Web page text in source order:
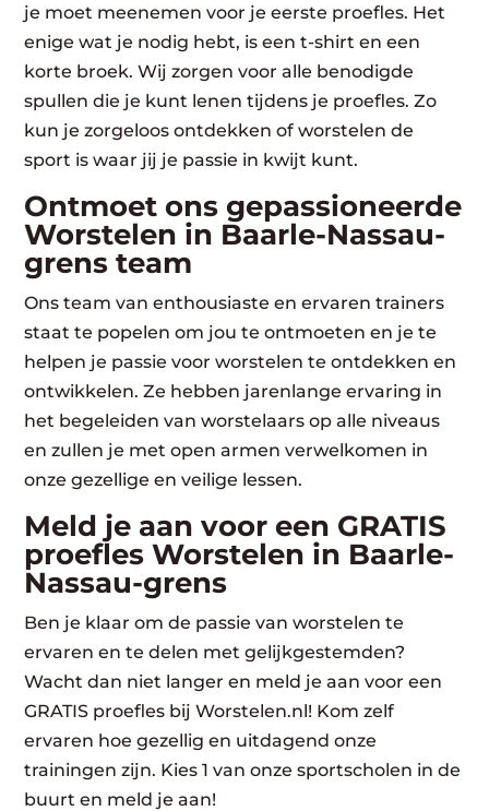
je moet meenemen voor je eerste proefles. Het
enige wat je nodig hebt, is een t-shirt en een
korte broek. Wij zorgen voor alle benodigde
spullen die je kunt lenen tijdens je proefles. Zo
kun je zorgeloos ontdekken of worstelen de
sport is waar jij je passie in kwijt kunt.
Ontmoet ons gepassioneerde
Worstelen in Baarle-Nassau-
grens team
Ons team van enthousiaste en ervaren trainers
staat te popelen om jou te ontmoeten en je te
helpen je passie voor worstelen te ontdekken en
ontwikkelen. Ze hebben jarenlange ervaring in
het begeleiden van worstelaars op alle niveaus
en zullen je met open armen verwelkomen in
onze gezellige en veilige lessen.
Meld je aan voor een GRATIS
proefles Worstelen in Baarle-
Nassau-grens
Ben je klaar om de passie van worstelen te
ervaren en te delen met gelijkgestemden?
Wacht dan niet langer en meld je aan voor een
GRATIS proefles bij Worstelen.nl! Kom zelf
ervaren hoe gezellig en uitdagend onze
trainingen zijn. Kies 1 van onze sportscholen in de
buurt en meld je aan!